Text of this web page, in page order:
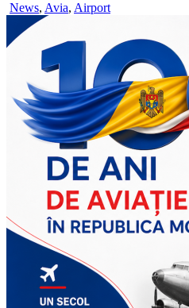
News, Avia, Airport